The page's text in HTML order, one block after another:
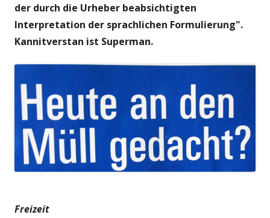
der durch die Urheber beabsichtigten
Interpretation der sprachlichen Formulierung".
Kannitverstan ist Superman.
Freizeit